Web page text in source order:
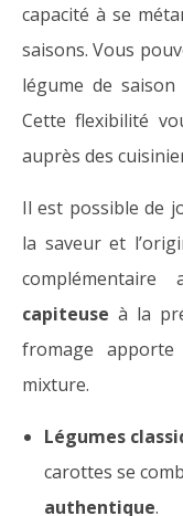
capacité à se
saisons. Vous
légume de saison
Cette flexibilité
auprès des
Il est possible de
la saveur et
capiteuse à la
fromage
mixture.
Légumes
carottes se
authentique.